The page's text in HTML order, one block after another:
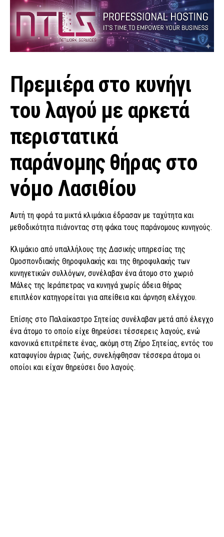
Πρεμιέρα στο κυνήγι
του λαγού με αρκετά
περιστατικά
παράνομης θήρας στο
νόμο Λασιθίου
Αυτή τη φορά τα μικτά κλιμάκια έδρασαν με ταχύτητα και
μεθοδικότητα πιάνοντας στη φάκα τους παράνομους κυνηγούς.
Κλιμάκιο από υπαλλήλους της Δασικής υπηρεσίας της
Ομοσπονδιακής Θηροφυλακής και της θηροφυλακής των
κυνηγετικών συλλόγων, συνέλαβαν ένα άτομο στο χωριό
Μάλες της Ιεράπετρας να κυνηγά χωρίς άδεια θήρας
επιπλέον κατηγορείται για απείθεια και άρνηση ελέγχου.
Επίσης στο Παλαίκαστρο Σητείας συνέλαβαν μετά από έλεγχο
ένα άτομο το οποίο είχε θηρεύσει τέσσερεις λαγούς, ενώ
κανονικά επιτρέπετε ένας, ακόμη στη Ζήρο Σητείας, εντός του
καταφυγίου άγριας ζωής, συνελήφθησαν τέσσερα άτομα οι
οποίοι και είχαν θηρεύσει δυο λαγούς.